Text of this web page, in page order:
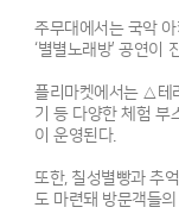
주무대에서는 국악 아
‘별별노래방’ 공연이
플리마켓에서는 △테
기 등 다양한 체험 부
이 운영된다.
또한, 칠성별빵과 추
도 마련돼 방문객들